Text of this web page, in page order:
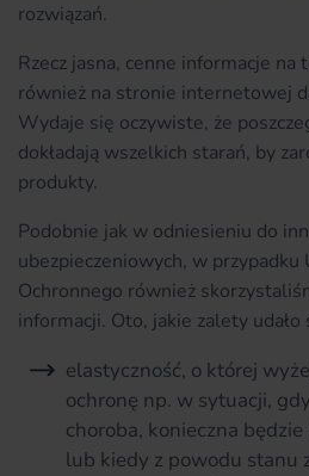
rozwiązań.
Rzecz jasna, cenne informacje
również na stronie internetowej
Wydaje się oczywiste, że
dokładają wszelkich starań, by
produkty.
Podobnie jak w odniesieniu do
ubezpieczeniowych, w przypadku
Ochronnego również
informacji. Oto, jakie zalety udało
elastyczność, o której
ochronę np. w sytuacji,
choroba, konieczna
lub kiedy z powodu stanu